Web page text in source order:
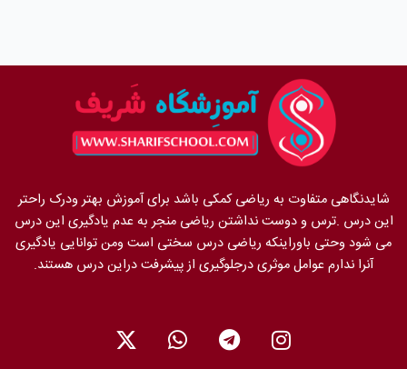
شایدنگاهی متفاوت به ریاضی کمکی باشد برای آموزش بهتر ودرک راحتر
این درس .ترس و دوست نداشتن ریاضی منجر به عدم یادگیری این درس
می شود وحتی باوراینکه ریاضی درس سختی است ومن توانایی یادگیری
آنرا ندارم عوامل موثری درجلوگیری از پیشرفت دراین درس هستند.
I
n
T
e
W
h
X
-